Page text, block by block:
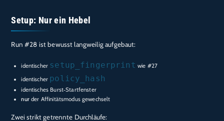
Setup: Nur ein Hebel
Run #28 ist bewusst langweilig aufgebaut:
identischer setup_fingerprint wie #27
identischer policy_hash
identisches Burst‑Startfenster
nurder Affinitätsmodus gewechselt
Zwei strikt getrennte Durchläufe: